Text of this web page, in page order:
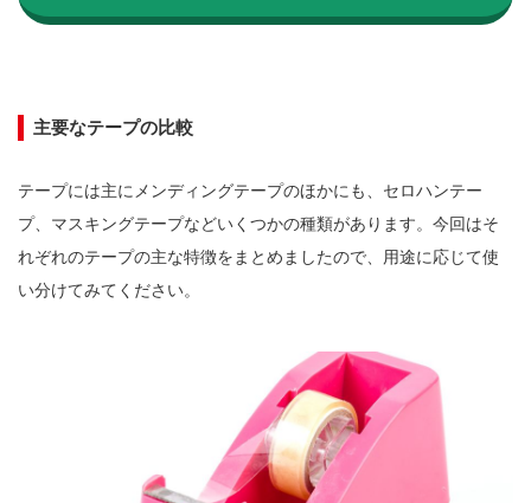
主要なテープの比較
テープには主にメンディングテープのほかにも、セロハンテー
プ、マスキングテープなどいくつかの種類があります。今回はそ
れぞれのテープの主な特徴をまとめましたので、用途に応じて使
い分けてみてください。